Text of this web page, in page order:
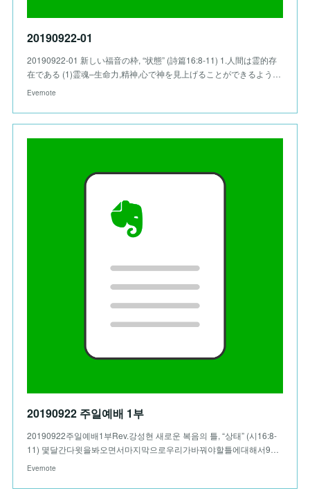
20190922-01
20190922-01 新しい福音の枠, “状態” (詩篇16:8-11) 1.人間は霊的存
在である (1)霊魂–生命力,精神,心で神を見上げることができるよう…
Evernote
20190922 주일예배 1부
20190922주일예배1부Rev.강성현 새로운 복음의 틀, “상태” (시16:8-
11) 몇달간다윗을봐오면서마지막으로우리가바꿔야할틀에대해서9…
Evernote